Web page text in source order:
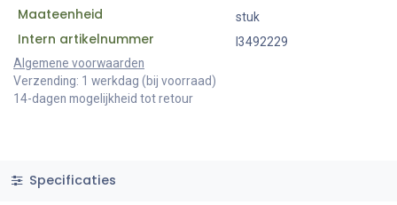
Maateenheid stuk
Intern artikelnummer
I3492229
Algemene voorwaarden
Verzending: 1 werkdag (bij voorraad)
14-dagen mogelijkheid tot retour
Specificaties